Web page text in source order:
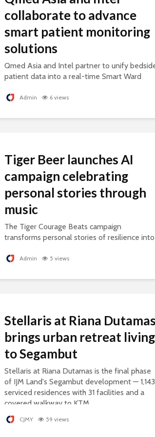
collaborate to advance
smart patient monitoring
solutions
Qmed Asia and Intel partner to unify
patient data into a real-time Smart Ward
healthcare.
Admin 6 views
Tiger Beer launches AI
campaign celebrating
personal stories through
music
The Tiger Courage Beats campaign
transforms personal stories of resilience into
courage.
Admin 5 views
Stellaris at Riana
brings urban retreat living
to Segambut
Stellaris at Riana Dutamas is the final phase
of IJM Land's Segambut development — 1,143
serviced residences with 31 facilities and a
covered walkway to KTM.
CJMY 59 views